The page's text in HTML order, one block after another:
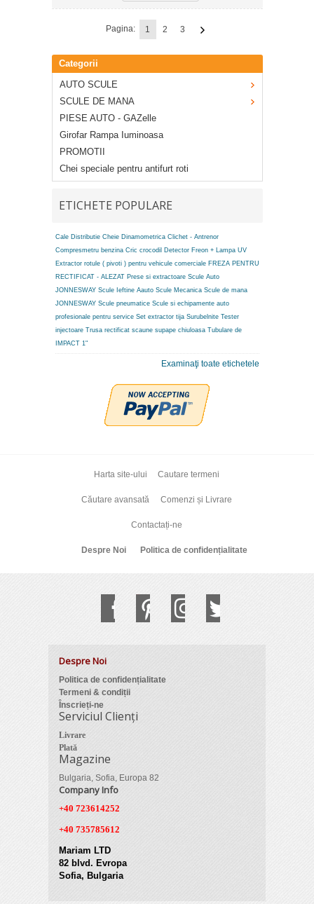
Pagina: 1 2 3
Categorii
AUTO SCULE
SCULE DE MANA
PIESE AUTO - GAZelle
Girofar Rampa Iuminoasa
PROMOTII
Chei speciale pentru antifurt roti
ETICHETE POPULARE
Cale Distributie Cheie Dinamometrica Clichet - Antrenor
Compresmetru benzina Cric crocodil Detector Freon + Lampa UV
Extractor rotule ( pivoti ) pentru vehicule comerciale FREZA PENTRU
RECTIFICAT - ALEZAT Prese si extractoare Scule Auto
JONNESWAY Scule Ieftine Aauto Scule Mecanica Scule de mana
JONNESWAY Scule pneumatice Scule si echipamente auto
profesionale pentru service Set extractor tija Surubelnite Tester
injectoare Trusa rectificat scaune supape chiuloasa Tubulare de
IMPACT 1"
Examinaţi toate etichetele
Harta site-ului Cautare termeni
Căutare avansată Comenzi și Livrare
Contactați-ne
Despre Noi Politica de confidențialitate
Despre Noi
Politica de confidențialitate
Termeni & condiții
Înscrieți-ne
Serviciul Clienți
Livrare
Plată
Magazine
Bulgaria, Sofia, Europa 82
Company Info
+40 723614252
+40 735785612
Mariam LTD
82 blvd. Evropa
Sofia, Bulgaria